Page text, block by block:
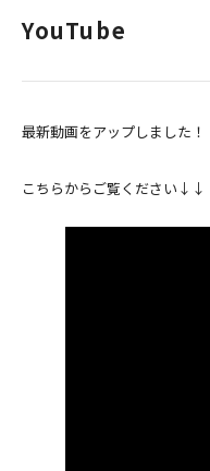
YouTube
最新動画をアップしました！
こちらからご覧ください↓↓